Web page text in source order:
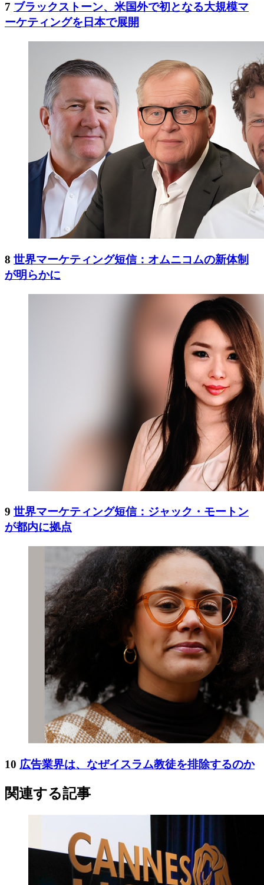
7 ブラックストーン、米国外で初となる大規模マ
ーケティングを日本で展開
8 世界マーケティング短信：オムニコムの新体制
が明らかに
9 世界マーケティング短信：ジャック・モートン
が都内に拠点
10 広告業界は、なぜイスラム教徒を排除するのか
関連する記事